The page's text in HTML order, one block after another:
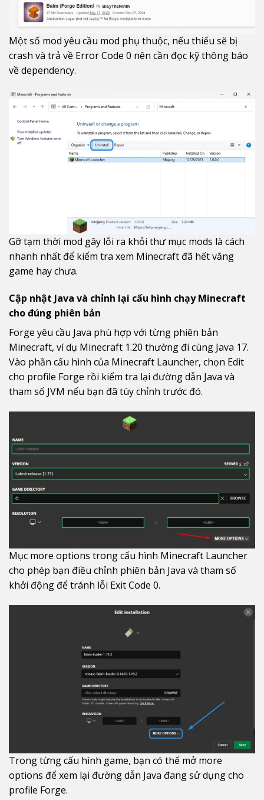
Một số mod yêu cầu mod phụ thuộc, nếu thiếu sẽ bị
crash và trả về Error Code 0 nên cần đọc kỹ thông báo
về dependency.
Gỡ tạm thời mod gây lỗi ra khỏi thư mục mods là cách
nhanh nhất để kiểm tra xem Minecraft đã hết văng
game hay chưa.
Cập nhật Java và chỉnh lại cấu hình chạy Minecraft
cho đúng phiên bản
Forge yêu cầu Java phù hợp với từng phiên bản
Minecraft, ví dụ Minecraft 1.20 thường đi cùng Java 17.
Vào phần cấu hình của Minecraft Launcher, chọn Edit
cho profile Forge rồi kiểm tra lại đường dẫn Java và
tham số JVM nếu bạn đã tùy chỉnh trước đó.
Mục more options trong cấu hình Minecraft Launcher
cho phép bạn điều chỉnh phiên bản Java và tham số
khởi động để tránh lỗi Exit Code 0.
Trong từng cấu hình game, bạn có thể mở more
options để xem lại đường dẫn Java đang sử dụng cho
profile Forge.